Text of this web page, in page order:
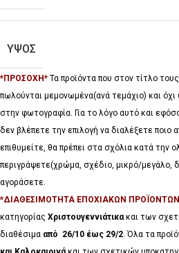
ΥΨΟΣ
*ΠΡΟΣΟΧΗ* Τα προϊόντα που στον τίτλο
πωλούνται μεμονωμένα(ανά τεμάχιο) και
στην φωτογραφία. Για το λόγο αυτό και
δεν βλέπετε την επιλογή να διαλέξετε ποιο
επιθυμείτε, θα πρέπει στα σχόλια κατά την
περιγράψετε(χρώμα, σχέδιο, μικρό/μεγάλο,
αγοράσετε.
*ΔΙΑΘΕΣΙΜΟΤΗΤΑ ΕΠΟΧΙΑΚΩΝ
κατηγορίας Χριστουγεννιάτικακαι των
διαθέσιμα από 26/10 έως 29/2. Όλα τα